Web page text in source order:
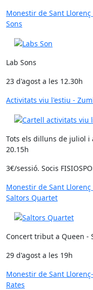
Monestir de Sant
Sons
Lab Sons
23 d'agost a les 12.30h
Activitats viu l'estiu -
Tots els dilluns de juliol i
20.15h
3€/sessió. Socis
Monestir de Sant
Saltors Quartet
Concert tribut a Queen -
29 d'agost a les 19h
Monestir de Sant
Rates